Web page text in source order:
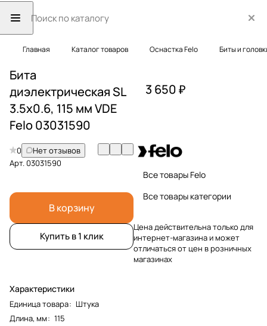
Главная Каталог товаров Оснастка Felo Биты и
Бита
диэлектрическая SL
3.5x0.6, 115 мм VDE
Felo 03031590
0
Нет отзывов
Арт.03031590
В корзину
Купить в 1 клик
Характеристики
Единица товара: Штука
Длина, мм: 115
3 650 ₽
Все товары Felo
Все товары категории
Цена действительна только для
интернет-магазина и может
отличаться от цен в розничных
магазинах